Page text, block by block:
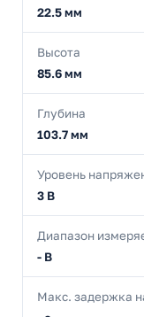
22.5 мм
Высота
85.6 мм
Глубина
103.7 мм
Уровень
3 В
Диапазон
- В
Макс. задержка